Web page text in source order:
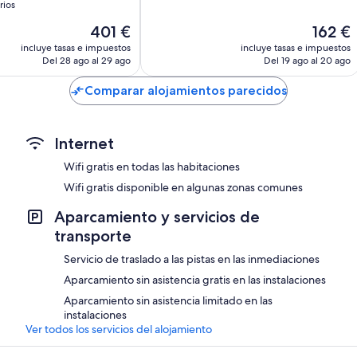
El
precio
actual
de
401 €
401 €
incluye tasas e impuestos
Del 28 ago al 29 ago
El
precio
actual
162 €
incluye tasas e impuestos
Del 19 ago al 20 ago
Comparar alojamientos parecidos
Internet
Wifi gratis en todas las habitaciones
Wifi gratis disponible en algunas zonas comunes
Aparcamiento y servicios de
transporte
Servicio de traslado a las pistas en las inmediaciones
Aparcamiento sin asistencia gratis en las instalaciones
Aparcamiento sin asistencia limitado en las
instalaciones
Ver todos los servicios del alojamiento